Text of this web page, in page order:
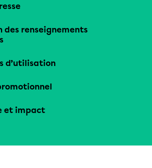
des renseignements
d’utilisation
et impact